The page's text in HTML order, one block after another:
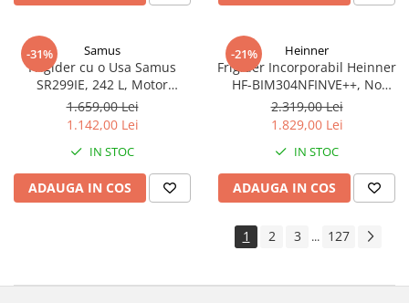
-31% Samus
Frigider cu o Usa Samus
SR299IE, 242 L, Motor
Inverter, Clasa E, Dezghetare
Automata, 5 Rafturi din Sticla,
Alb
1.659,00 Lei
1.142,00 Lei
IN STOC
ADAUGA IN COS
-21% Heinner
Frigider Incorporabil Heinner
HF-BIM304NFINVE++, No
Frost, Compresor Inverter, 304
L, Clasa E, Control Electronic,
Super Racire
2.319,00 Lei
1.829,00 Lei
IN STOC
ADAUGA IN COS
1 2 3 ... 127